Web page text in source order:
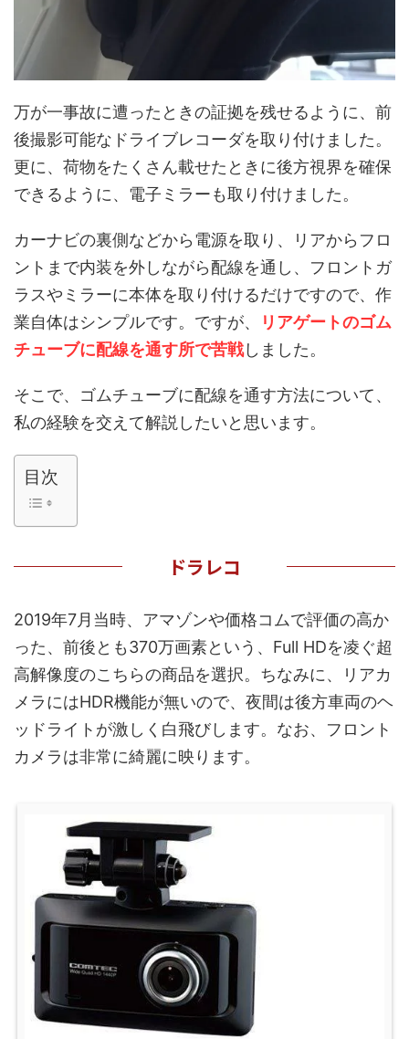
万が一事故に遭ったときの証拠を残せるように、前
後撮影可能なドライブレコーダを取り付けました。
更に、荷物をたくさん載せたときに後方視界を確保
できるように、電子ミラーも取り付けました。
カーナビの裏側などから電源を取り、リアからフロ
ントまで内装を外しながら配線を通し、フロントガ
ラスやミラーに本体を取り付けるだけですので、作
業自体はシンプルです。ですが、
リアゲートのゴム
チューブに配線を通す所で苦戦しました。
そこで、ゴムチューブに配線を通す方法について、
私の経験を交えて解説したいと思います。
目次
ドラレコ
2019年7月当時、アマゾンや価格コムで評価の高か
った、前後とも370万画素という、Full HDを凌ぐ超
高解像度のこちらの商品を選択。ちなみに、リアカ
メラにはHDR機能が無いので、夜間は後方車両のヘ
ッドライトが激しく白飛びします。なお、フロント
カメラは非常に綺麗に映ります。